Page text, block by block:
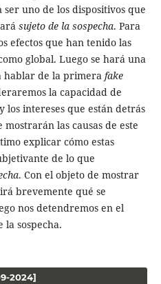
ser uno de los dispositivos que
sujeto de la sospecha. Para
efectos que han tenido las
global. Luego se hará una
hablar de la primera fake
la capacidad de
y los intereses que están detrás
las causas de este
explicar cómo estas
de lo que
. Con el objeto de mostrar
brevemente qué se
nos detendremos en el
la sospecha.
2024]